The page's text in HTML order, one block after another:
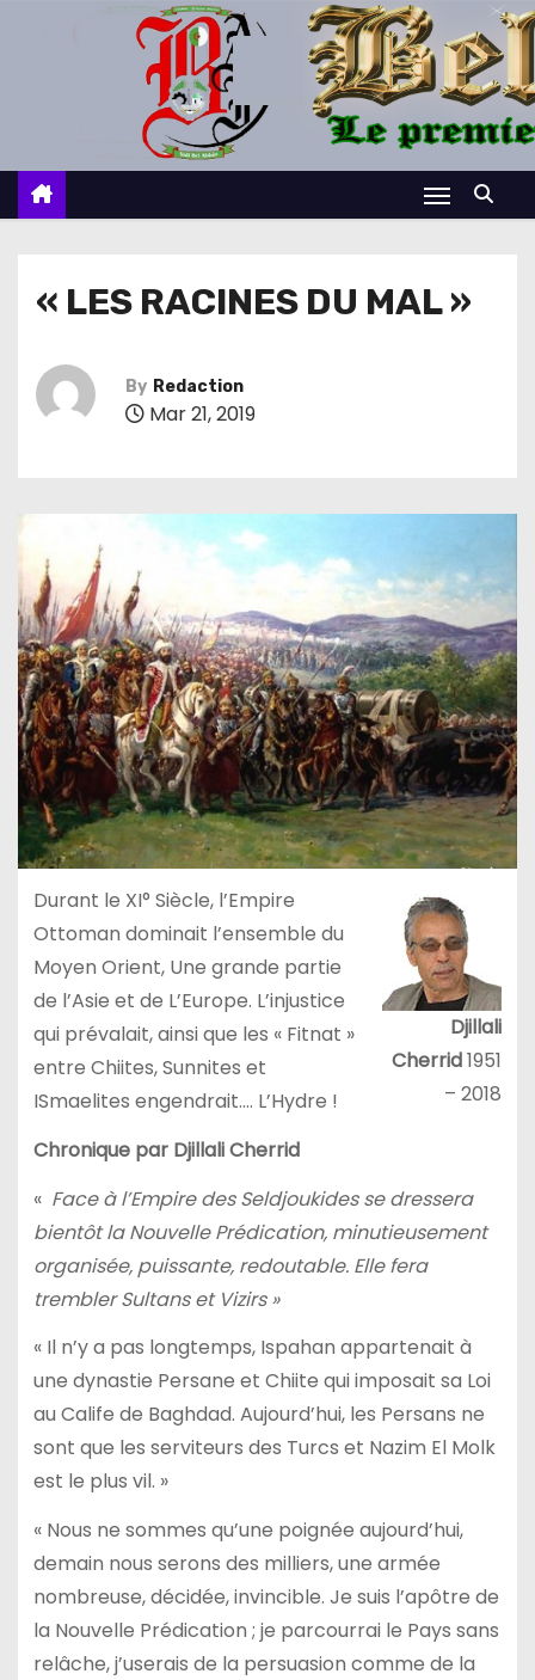
c
« LES RACINES DU MAL »
By Redaction
Mar 21, 2019
Djillali
Cherrid1951
– 2018
Durant le XI° Siècle, l’Empire
Ottoman dominait l’ensemble du
Moyen Orient, Une grande partie
de l’Asie et de L’Europe. L’injustice
qui prévalait, ainsi que les « Fitnat »
entre Chiites, Sunnites et
ISmaelites engendrait…. L’Hydre !
Chronique par Djillali Cherrid
« Face à l’Empire des Seldjoukides se dressera
bientôt la Nouvelle Prédication, minutieusement
organisée, puissante, redoutable. Elle fera
trembler Sultans et Vizirs »
« Il n’y a pas longtemps, Ispahan appartenait à
une dynastie Persane et Chiite qui imposait sa Loi
au Calife de Baghdad. Aujourd’hui, les Persans ne
sont que les serviteurs des Turcs et Nazim El Molk
est le plus vil. »
« Nous ne sommes qu’une poignée aujourd’hui,
demain nous serons des milliers, une armée
nombreuse, décidée, invincible. Je suis l’apôtre de
la Nouvelle Prédication ; je parcourrai le Pays sans
relâche, j’userais de la persuasion comme de la